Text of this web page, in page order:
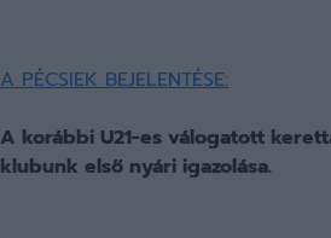
A PÉCSIEK BEJELENTÉSE:
A korábbi U21-es válogatott
klubunk első nyári igazolása.